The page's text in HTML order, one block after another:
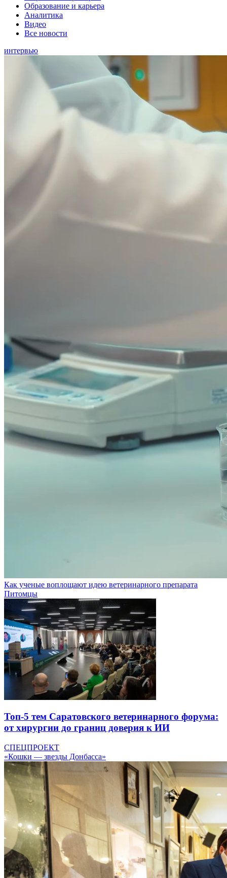
Образование и карьера
Аналитика
Видео
Все новости
интервью
Как ученые воплощают идею ветеринарного препарата
Питомцы
Топ-5 тем Саратовского ветеринарного форума:
от хирургии до границ доверия к ИИ
СПЕЦПРОЕКТ
«Кошки — звезды Донбасса»